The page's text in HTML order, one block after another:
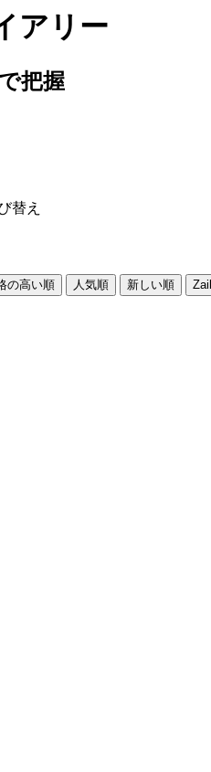
アリー
把握
替え
の高い順 人気順 新しい順